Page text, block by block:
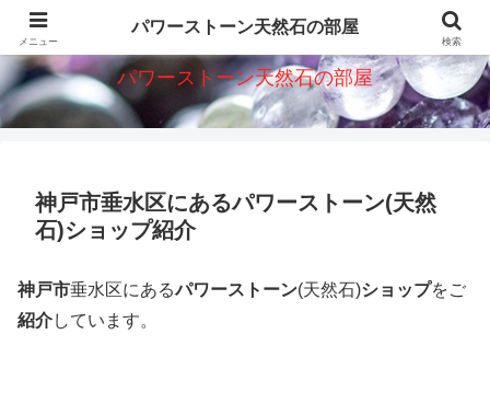
パワーストーン天然石意味・効果・ショップを紹介
パワーストーン天然石の部屋
神戸市垂水区にあるパワーストーン(天然
石)ショップ紹介
神戸市垂水区にあるパワーストーン(天然石)ショップをご
紹介しています。
メニュー
パワーストーン天然石の部屋
検索